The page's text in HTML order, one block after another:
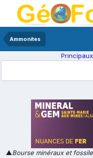
Ammonites
▲Bourse minéraux et